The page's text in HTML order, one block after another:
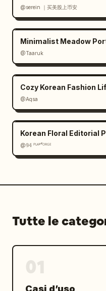
@serein ｜买美股上币安
Minimalist Meadow
@Taaruk
Cozy Korean Fashion
@Aqsa
Korean Floral Editorial
@𝟡𝟜 ᴾᴸᴬʸᶠᴼᴿᴳᴱ
Tutte le
Casi d’uso